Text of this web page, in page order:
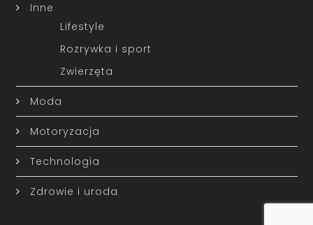
Inne
Lifestyle
Rozrywka i sport
Zwierzęta
Moda
Motoryzacja
Technologia
Zdrowie i uroda